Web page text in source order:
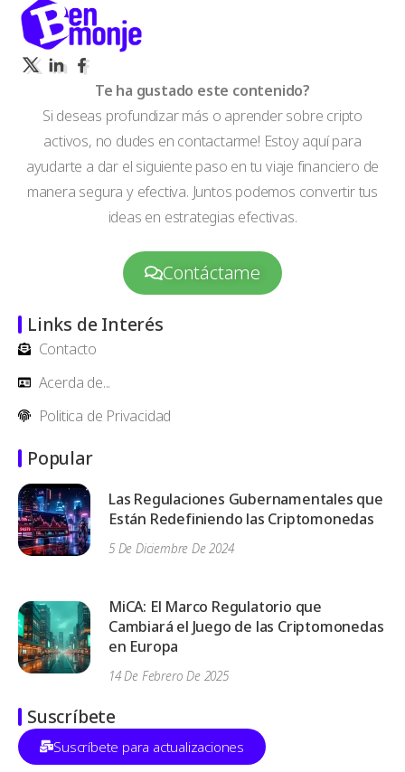
Te ha gustado este contenido?
Si deseas profundizar más o aprender sobre cripto
activos, no dudes en contactarme! Estoy aquí para
ayudarte a dar el siguiente paso en tu viaje financiero de
manera segura y efectiva. Juntos podemos convertir tus
ideas en estrategias efectivas.
Contáctame
Links de Interés
Contacto
Acerda de...
Politica de Privacidad
Popular
Las Regulaciones Gubernamentales que
Están Redefiniendo las Criptomonedas
5 De Diciembre De 2024
MiCA: El Marco Regulatorio que
Cambiará el Juego de las Criptomonedas
en Europa
14 De Febrero De 2025
Suscríbete
Suscríbete para actualizaciones